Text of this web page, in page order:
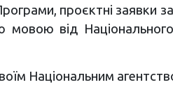
проєктні
від
Національним